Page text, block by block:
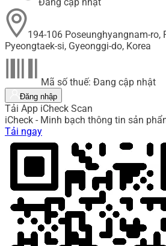
194-106 Poseunghyangnam-ro,
Pyeongtaek-si, Gyeonggi-do, Korea
Mã số thuế: Đang cập nhật
Đăng nhập
Tải App iCheck Scan
iCheck - Minh bạch thông tin sản
Tải ngay